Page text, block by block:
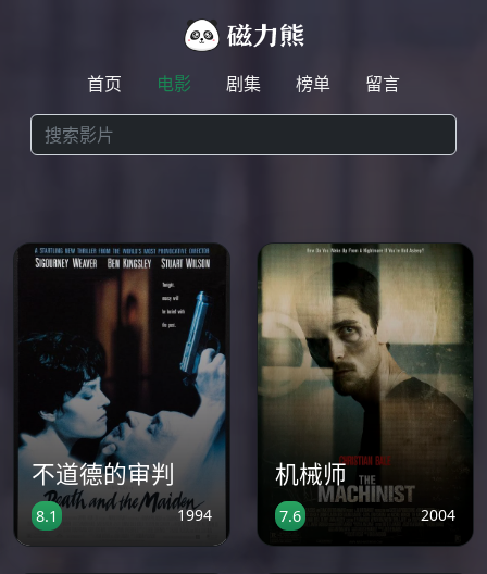
首页 电影 剧集 榜单 留言
不道德的审判
8.1 1994
机械师
7.6 2004